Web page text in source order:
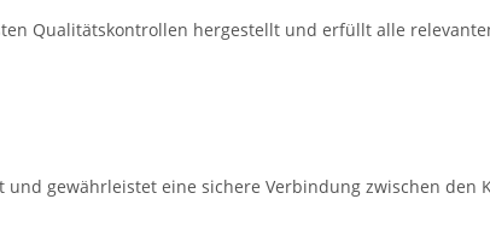
Qualitätskontrollen hergestellt und erfüllt alle
gewährleistet eine sichere Verbindung zwischen den